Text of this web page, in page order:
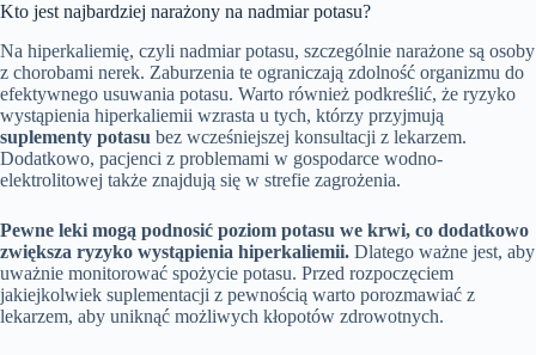
Kto jest najbardziej narażony na nadmiar potasu?
Na hiperkaliemię, czyli nadmiar potasu, szczególnie narażone są osoby
z chorobami nerek. Zaburzenia te ograniczają zdolność organizmu do
efektywnego usuwania potasu. Warto również podkreślić, że ryzyko
wystąpienia hiperkaliemii wzrasta u tych, którzy przyjmują
suplementy potasu bez wcześniejszej konsultacji z lekarzem.
Dodatkowo, pacjenci z problemami w gospodarce wodno-
elektrolitowej także znajdują się w strefie zagrożenia.
Pewne leki mogą podnosić poziom potasu we krwi, co dodatkowo
zwiększa ryzyko wystąpienia hiperkaliemii. Dlatego ważne jest, aby
uważnie monitorować spożycie potasu. Przed rozpoczęciem
jakiejkolwiek suplementacji z pewnością warto porozmawiać z
lekarzem, aby uniknąć możliwych kłopotów zdrowotnych.